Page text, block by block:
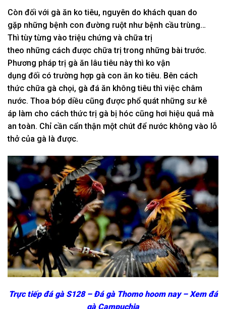
Còn đối với gà ăn ko tiêu, nguyên do khách quan do
gặp những bệnh con đường ruột như bệnh cầu trùng…
Thì tùy từng vào triệu chứng và chữa trị
theo những cách được chữa trị trong những bài trước.
Phương pháp trị gà ăn lâu tiêu này thì ko vận
dụng đối có trường hợp gà con ăn ko tiêu. Bên cách
thức chữa gà chọi, gà đá ăn không tiêu thì việc châm
nước. Thoa bóp diều cũng được phổ quát những sư kê
áp làm cho cách thứctrị gà bị hóc cũng hơi hiệu quả mà
an toàn. Chỉ cần cẩn thận một chút để nước không vào lỗ
thở của gà là được.
Trực tiếp đá gà S128 – Đá gà Thomo hoom nay – Xem đá
gà Campuchia